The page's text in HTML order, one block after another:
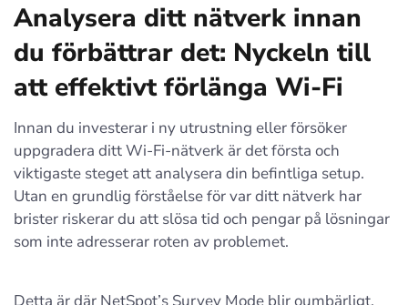
Analysera ditt nätverk innan
du förbättrar det: Nyckeln till
att effektivt förlänga Wi-Fi
Innan du investerar i ny utrustning eller försöker
uppgradera ditt Wi-Fi-nätverk är det första och
viktigaste steget att analysera din befintliga setup.
Utan en grundlig förståelse för var ditt nätverk har
brister riskerar du att slösa tid och pengar på lösningar
som inte adresserar roten av problemet.